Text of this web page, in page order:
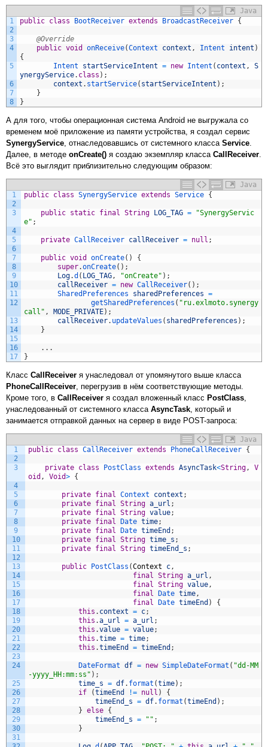
Java
1
2
3
4
5
6
7
8
public class BootReceiver extends BroadcastReceiver {
@Override
public void onReceive(Context context , Intent intent )
{
Intent startServiceIntent = new Intent ( context ,
S
ynergyService. class ) ;
context . startService( startServiceIntent ) ;
}
}
А для того, чтобы операционная система Android не выгружала со
временем моё приложение из памяти устройства, я создал сервис
SynergyService, отнаследовавшись от системного класса Service.
Далее, в методе onCreate() я создаю экземпляр класса CallReceiver.
Всё это выглядит приблизительно следующим образом:
Java
1
2
3
4
5
6
7
8
9
10
11
12
13
14
15
16
17
public class SynergyService extends Service {
public static final String LOG_TAG =
"SynergyServic
e" ;
private CallReceiver callReceiver = null ;
public void onCreate( )
{
super.onCreate( ) ;
Log.d ( LOG_TAG, "onCreate" ) ;
callReceiver = new CallReceiver( ) ;
SharedPreferences sharedPreferences =
getSharedPreferences ( "ru.exlmoto.synergy
call" , MODE_PRIVATE) ;
callReceiver. updateValues ( sharedPreferences ) ;
}
. . .
}
Класс CallReceiver я унаследовал от упомянутого выше класса
PhoneCallReceiver, перегрузив в нём соответствующие методы.
Кроме того, в CallReceiver я создал вложенный класс PostClass,
унаследованный от системного класса AsyncTask, который и
занимается отправкой данных на сервер в виде POST-запроса:
Java
1
2
3
4
5
6
7
8
9
10
11
12
13
14
15
16
17
18
19
20
21
22
23
24
25
26
27
28
29
30
31
public class CallReceiver extends PhoneCallReceiver {
private class PostClass extends AsyncTask<String,
V
oid , Void> {
private final Context context ;
private final String a_url ;
private final String value;
private final Date time;
private final Date timeEnd ;
private final String time_s ;
private final String timeEnd_s ;
public PostClass (Context c,
final String a_url ,
final String value,
final
Date time,
final
Date timeEnd )
{
this . context = c;
this .a_url = a_url ;
this .value = value;
this .time = time;
this .timeEnd = timeEnd ;
DateFormat df = new SimpleDateFormat ( "dd-MM
-yyyy_HH:mm:ss" ) ;
time_s = df. format (time) ;
if
(timeEnd != null )
{
timeEnd_s = df. format (timeEnd ) ;
} else {
timeEnd_s = "" ;
}